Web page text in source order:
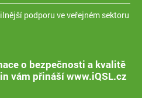
podporu ve veřejném sektoru
o bezpečnosti a kvalitě
vám přináší www.iQSL.cz